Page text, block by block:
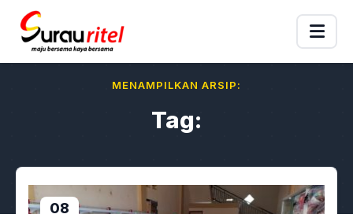
MENAMPILKAN ARSIP:
Tag:
08